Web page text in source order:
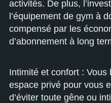
activités. De plus,
l’équipement de gym à
compensé par les
d’abonnement à long
Intimité et confort :
espace privé pour vous
d’éviter toute gêne ou